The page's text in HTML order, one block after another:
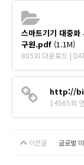
스마트기기 대중
구원.pdf (1.1M)
805회 다운로드 |
http://
14565회
이전글